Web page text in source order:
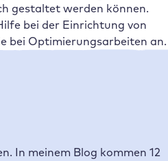
gestaltet werden können.
bei der Einrichtung von
bei Optimierungsarbeiten an.
In meinem Blog kommen 12